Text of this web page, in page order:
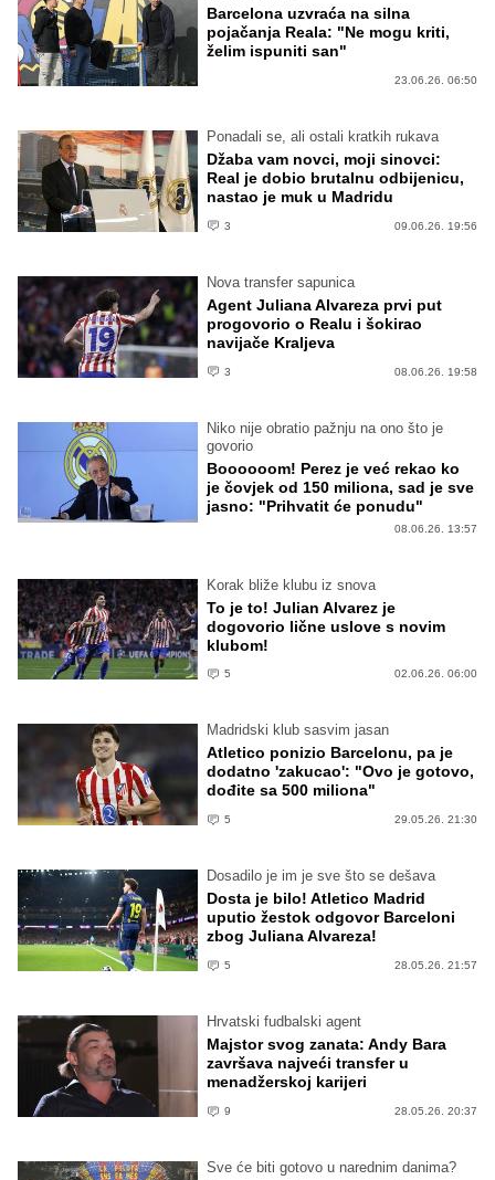
Barcelona uzvraća na silna
pojačanja Reala: "Ne mogu kriti,
želim ispuniti san"
23.06.26. 06:50
Ponadali se, ali ostali kratkih rukava
Džaba vam novci, moji sinovci:
Real je dobio brutalnu odbijenicu,
nastao je muk u Madridu
3 09.06.26. 19:56
Nova transfer sapunica
Agent Juliana Alvareza prvi put
progovorio o Realu i šokirao
navijače Kraljeva
3 08.06.26. 19:58
Niko nije obratio pažnju na ono što je
govorio
Boooooom! Perez je već rekao ko
je čovjek od 150 miliona, sad je sve
jasno: "Prihvatit će ponudu"
08.06.26. 13:57
Korak bliže klubu iz snova
To je to! Julian Alvarez je
dogovorio lične uslove s novim
klubom!
5 02.06.26. 06:00
Madridski klub sasvim jasan
Atletico ponizio Barcelonu, pa je
dodatno 'zakucao': "Ovo je gotovo,
dođite sa 500 miliona"
5 29.05.26. 21:30
Dosadilo je im je sve što se dešava
Dosta je bilo! Atletico Madrid
uputio žestok odgovor Barceloni
zbog Juliana Alvareza!
5 28.05.26. 21:57
Hrvatski fudbalski agent
Majstor svog zanata: Andy Bara
završava najveći transfer u
menadžerskoj karijeri
9 28.05.26. 20:37
Sve će biti gotovo u narednim danima?